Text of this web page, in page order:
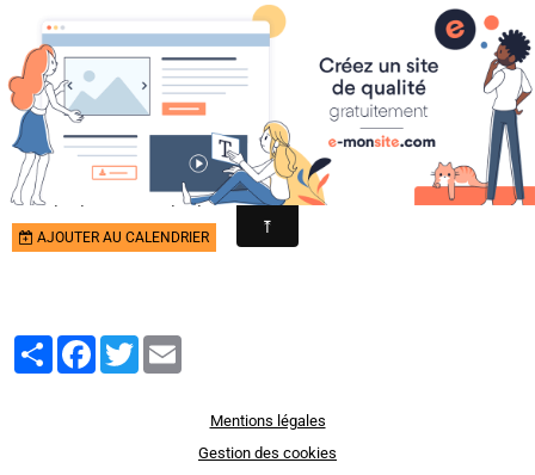
Chris et Jean - Paul Boutique
la boutique aux opportunités
-10% sur toute la boutique
Du 16/02/2017 au 19/02/2017de 15:00à 18:00
AJOUTER AU CALENDRIER
PartagerFacebook
Twitter
Mentions légales
Gestion des cookies